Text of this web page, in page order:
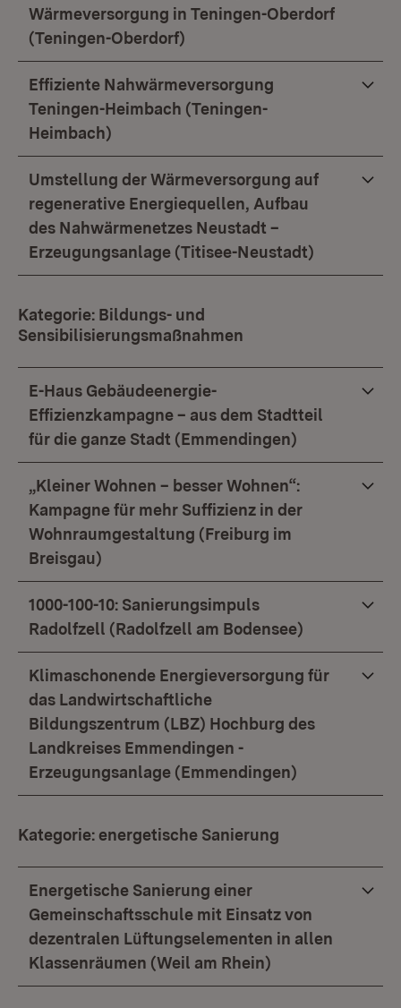
Wärmeversorgung in Teningen-Oberdorf
(Teningen-Oberdorf)
Effiziente Nahwärmeversorgung
Teningen-Heimbach (Teningen-
Heimbach)
Umstellung der Wärmeversorgung auf
regenerative Energiequellen, Aufbau
des Nahwärmenetzes Neustadt –
Erzeugungsanlage (Titisee-Neustadt)
Kategorie: Bildungs- und
Sensibilisierungsmaßnahmen
E-Haus Gebäudeenergie-
Effizienzkampagne – aus dem Stadtteil
für die ganze Stadt (Emmendingen)
„Kleiner Wohnen – besser Wohnen“:
Kampagne für mehr Suffizienz in der
Wohnraumgestaltung (Freiburg im
Breisgau)
1000-100-10: Sanierungsimpuls
Radolfzell (Radolfzell am Bodensee)
Klimaschonende Energieversorgung für
das Landwirtschaftliche
Bildungszentrum (LBZ) Hochburg des
Landkreises Emmendingen -
Erzeugungsanlage (Emmendingen)
Kategorie: energetische Sanierung
Energetische Sanierung einer
Gemeinschaftsschule mit Einsatz von
dezentralen Lüftungselementen in allen
Klassenräumen (Weil am Rhein)